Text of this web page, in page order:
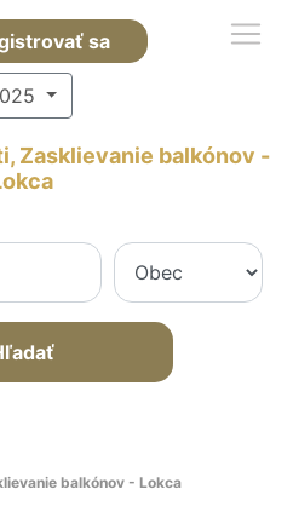
sa
Zasklievanie balkónov -
balkónov - Lokca